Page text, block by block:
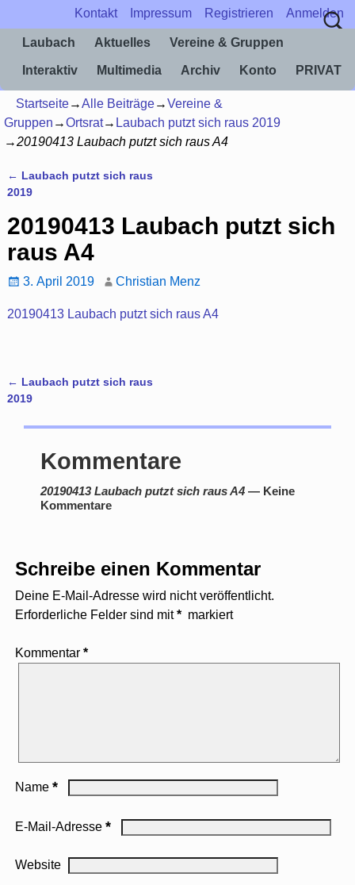
Kontakt Impressum Registrieren Anmelden
Laubach Aktuelles Vereine & Gruppen
Interaktiv Multimedia Archiv Konto PRIVAT
Startseite→Alle Beiträge→Vereine &
Gruppen →Ortsrat→ Laubach putzt sich raus 2019
→20190413 Laubach putzt sich raus A4
Artikelnavigation
← Laubach putzt sich raus
2019
20190413 Laubach putzt sich
raus A4
3. April 2019 Christian Menz
20190413 Laubach putzt sich raus A4
Artikelnavigation
← Laubach putzt sich raus
2019
Kommentare
20190413 Laubach putzt sich raus A4— Keine
Kommentare
Schreibe einen Kommentar
Deine E-Mail-Adresse wird nicht veröffentlicht.
Erforderliche Felder sind mit* markiert
Kommentar *
Name *
E-Mail-Adresse *
Website